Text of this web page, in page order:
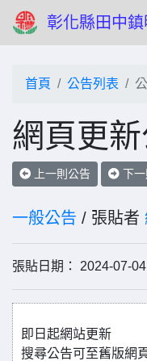
彰化縣田中
首頁 公告列表
網頁更
上一則公告 下
一般公告 / 張貼者
張貼日期： 2024-07-
即日起網站更新
搜尋公告可至舊版網